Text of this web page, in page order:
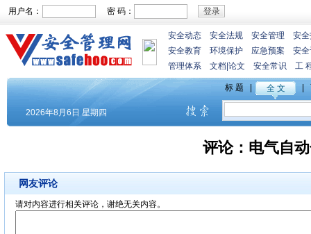
用户名： 密 码：
安全动态 安全法规 安全管理
安
安全教育
环境保护 应急预案
安
管理体系
文档 论文 安全常识 工
评论： 电气自
网友评论
请对内容进行相关评论，谢绝无关内容。